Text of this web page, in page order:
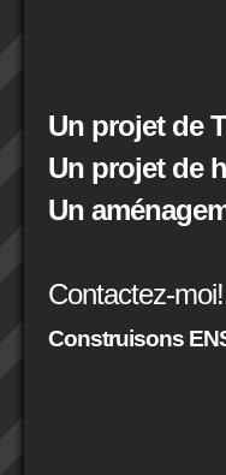
Un projet de
Un projet de
Un
Contactez-
Construisons